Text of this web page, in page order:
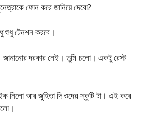
ফোন করে জানিয়ে দেবো?
শুধু টেনশন করবে।
দরকার নেই। তুমি চলো। একটু রেস্ট
নিলো আর জুহিতা দি ওদের স্কুটি টা। এই করে